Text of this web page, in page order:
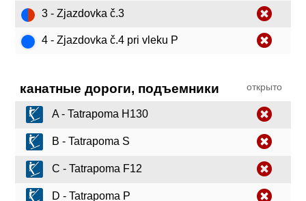
3 - Zjazdovka č.3
4 - Zjazdovka č.4 pri vleku P
канатные дороги, подъемники открыто
A - Tatrapoma H130
B - Tatrapoma S
C - Tatrapoma F12
D - Tatrapoma P